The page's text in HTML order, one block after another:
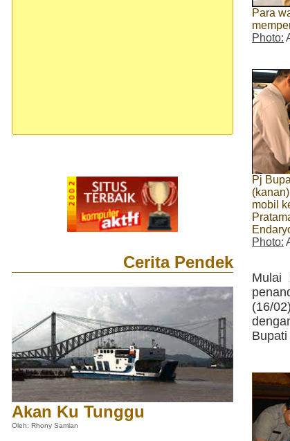
Cerita Pendek
Akan Ku Tunggu
Oleh: Rhony Samlan
Para
Photo:
Pj
mobil
Photo:
Mulai
(16/